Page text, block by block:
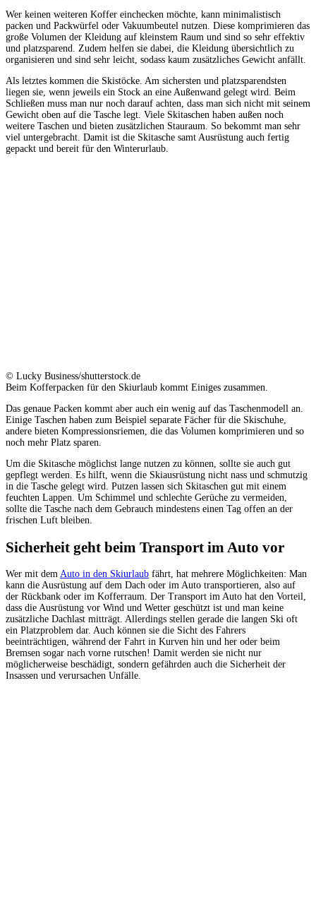
Wer keinen weiteren Koffer einchecken möchte, kann minimalistisch
packen und Packwürfel oder Vakuumbeutel nutzen. Diese komprimieren das
große Volumen der Kleidung auf kleinstem Raum und sind so sehr effektiv
und platzsparend. Zudem helfen sie dabei, die Kleidung übersichtlich zu
organisieren und sind sehr leicht, sodass kaum zusätzliches Gewicht anfällt.
Als letztes kommen die Skistöcke. Am sichersten und platzsparendsten
liegen sie, wenn jeweils ein Stock an eine Außenwand gelegt wird. Beim
Schließen muss man nur noch darauf achten, dass man sich nicht mit seinem
Gewicht oben auf die Tasche legt. Viele Skitaschen haben außen noch
weitere Taschen und bieten zusätzlichen Stauraum. So bekommt man sehr
viel untergebracht. Damit ist die Skitasche samt Ausrüstung auch fertig
gepackt und bereit für den Winterurlaub.
© Lucky Business/shutterstock.de
Beim Kofferpacken für den Skiurlaub kommt Einiges zusammen.
Das genaue Packen kommt aber auch ein wenig auf das Taschenmodell an.
Einige Taschen haben zum Beispiel separate Fächer für die Skischuhe,
andere bieten Kompressionsriemen, die das Volumen komprimieren und so
noch mehr Platz sparen.
Um die Skitasche möglichst lange nutzen zu können, sollte sie auch gut
gepflegt werden. Es hilft, wenn die Skiausrüstung nicht nass und schmutzig
in die Tasche gelegt wird. Putzen lassen sich Skitaschen gut mit einem
feuchten Lappen. Um Schimmel und schlechte Gerüche zu vermeiden,
sollte die Tasche nach dem Gebrauch mindestens einen Tag offen an der
frischen Luft bleiben.
Sicherheit geht beim Transport im Auto vor
Wer mit dem Auto in den Skiurlaub fährt, hat mehrere Möglichkeiten: Man
kann die Ausrüstung auf dem Dach oder im Auto transportieren, also auf
der Rückbank oder im Kofferraum. Der Transport im Auto hat den Vorteil,
dass die Ausrüstung vor Wind und Wetter geschützt ist und man keine
zusätzliche Dachlast mitträgt. Allerdings stellen gerade die langen Ski oft
ein Platzproblem dar. Auch können sie die Sicht des Fahrers
beeinträchtigen, während der Fahrt in Kurven hin und her oder beim
Bremsen sogar nach vorne rutschen! Damit werden sie nicht nur
möglicherweise beschädigt, sondern gefährden auch die Sicherheit der
Insassen und verursachen Unfälle.